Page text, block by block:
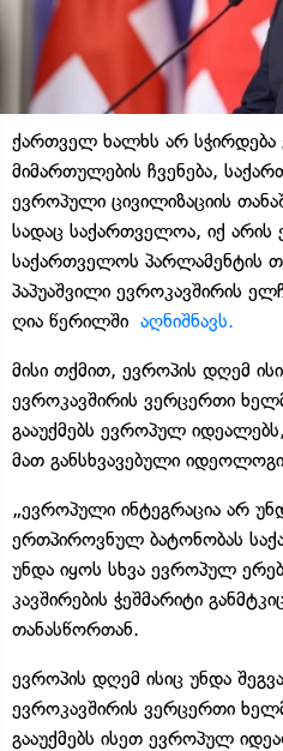
ქართველ ხალხს არ სჭირდება
მიმართულების ჩვენება,
ევროპული ცივილიზაციის
სადაც საქართველოა, იქ არის
საქართველოს პარლამენტის
პაპუაშვილი ევროკავშირის
ღია წერილში აღნიშნავს.
მისი თქმით, ევროპის დღემ
ევროკავშირის ვერცერთი
გააუქმებს ევროპულ
მათ განსხვავებული
„ევროპული ინტეგრაცია არ
ერთპიროვნულ ბატონობას
უნდა იყოს სხვა ევროპულ
კავშირების ჭეშმარიტი
თანასწორთან.
ევროპის დღემ ისიც უნდა
ევროკავშირის ვერცერთი
გააუქმებს ისეთ ევროპულ